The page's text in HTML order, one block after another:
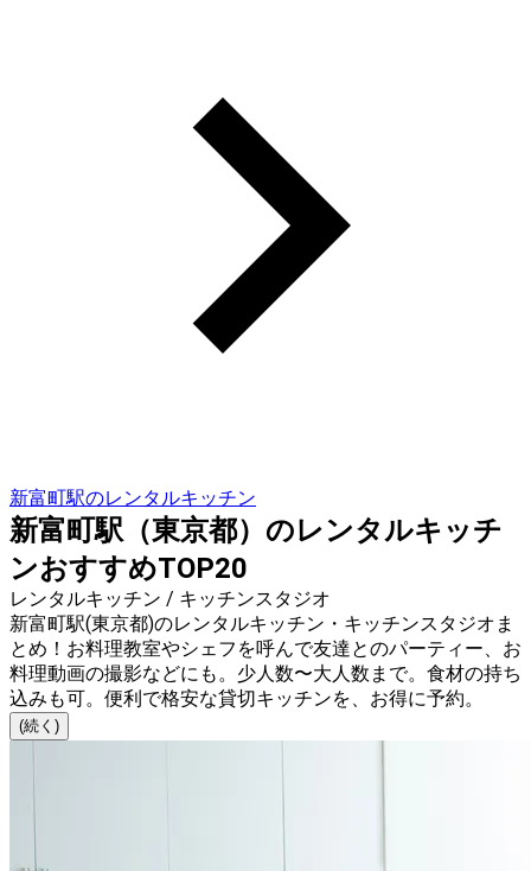
新富町駅のレンタルキッチン
新富町駅（東京都）のレンタルキッチ
ンおすすめTOP20
レンタルキッチン / キッチンスタジオ
新富町駅(東京都)のレンタルキッチン・キッチンスタジオま
とめ！お料理教室やシェフを呼んで友達とのパーティー、お
料理動画の撮影などにも。少人数〜大人数まで。食材の持ち
込みも可。便利で格安な貸切キッチンを、お得に予約。
(続く)